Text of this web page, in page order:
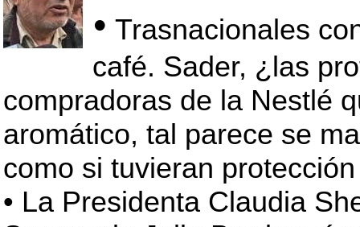
• Trasnacionales
café. Sader, ¿las
compradoras de la Nestlé
aromático, tal parece se
como si tuvieran
• La Presidenta Claudia